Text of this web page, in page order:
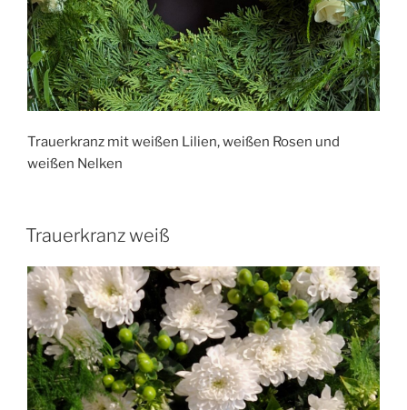
Trauerkranz mit weißen Lilien, weißen Rosen und
weißen Nelken
Trauerkranz weiß